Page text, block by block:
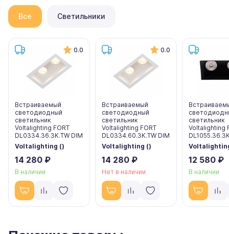
Все Светильники
0.0
Встраиваемый
светодиодный
светильник
Voltalighting FORT
DL0334.36.3K.TW DIM
Voltalighting ()
14 280 ₽
В наличии
0.0
Встраиваемый
светодиодный
светильник
Voltalighting FORT
DL0334.60.3K.TW DIM
Voltalighting ()
14 280 ₽
Нет в наличии
светильник
Voltalighting
12 580 ₽
В наличии